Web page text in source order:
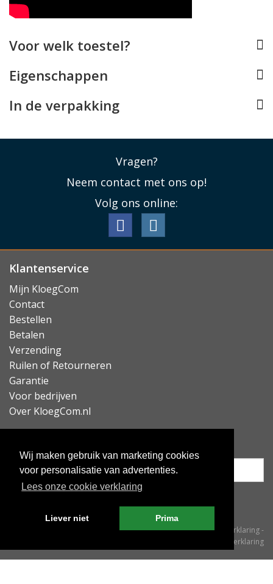
Wij maken gebruik van marketing cookies
voor personalisatie van advertenties.
Lees onze cookie verklaring
Liever niet Prima
Voor welk toestel?
Eigenschappen
In de verpakking
Vragen?
Neem contact met ons op!
Volg ons online:
Klantenservice
Mijn KloegCom
Contact
Bestellen
Betalen
Verzending
Ruilen of Retourneren
Garantie
Voor bedrijven
Over KloegCom.nl
Algemene voorwaarden-Cookieverklaring-
Privacyverklaring